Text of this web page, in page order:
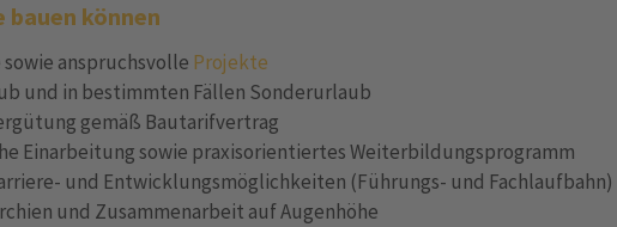
bauen können
anspruchsvolle Projekte
und in bestimmten Fällen Sonderurlaub
gemäß Bautarifvertrag
Einarbeitung sowie praxisorientiertes Weiterbildungsprogramm
und Entwicklungsmöglichkeiten (Führungs- und Fachlaufbahn)
und Zusammenarbeit auf Augenhöhe